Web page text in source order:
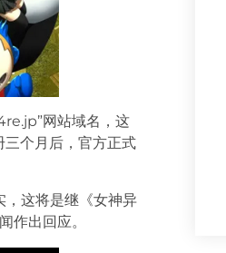
网站域名，这
个月后，官方正式
，这将是继《女神异
作出回应。